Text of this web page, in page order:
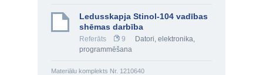
Ledusskapja Stinol-104 vadības
shēmas darbība
Referāts 9
Datori, elektronika,
programmēšana
Materiālu komplekts Nr. 1210640